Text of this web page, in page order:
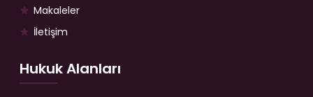
Makaleler
İletişim
Hukuk Alanları